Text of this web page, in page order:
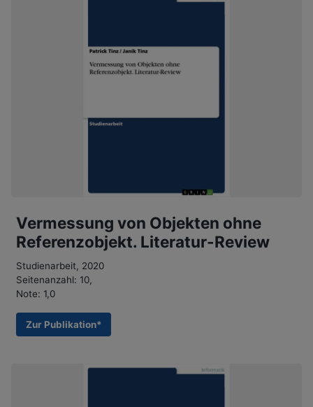
Vermessung von Objekten ohne
Referenzobjekt. Literatur-Review
Studienarbeit, 2020
Seitenanzahl: 10,
Note: 1,0
Zur Publikation*